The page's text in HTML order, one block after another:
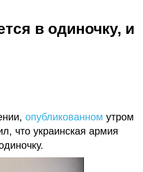
в одиночку, и
опубликованном утром
что украинская армия